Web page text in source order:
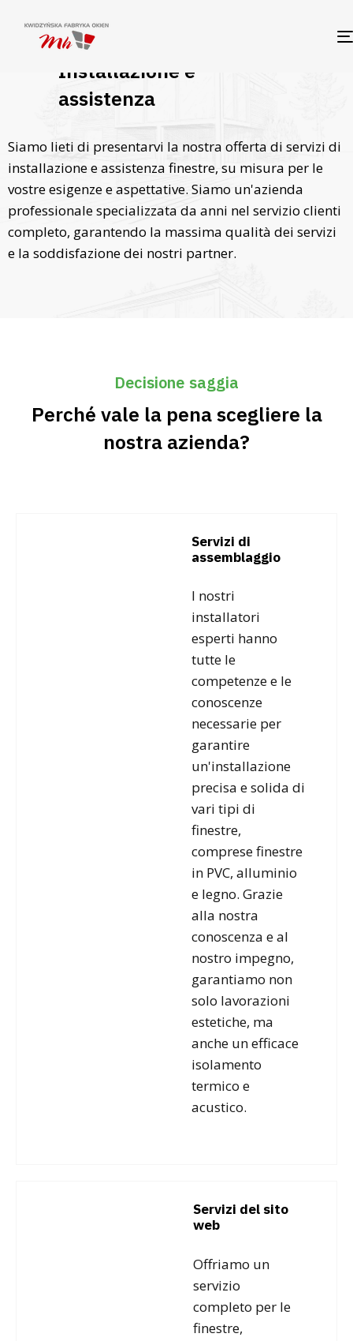
Installazione e
assistenza
Siamo lieti di presentarvi la nostra offerta di servizi di
installazione e assistenza finestre, su misura per le
vostre esigenze e aspettative. Siamo un'azienda
professionale specializzata da anni nel servizio clienti
completo, garantendo la massima qualità dei servizi
e la soddisfazione dei nostri partner.
Decisione saggia
Perché vale la pena scegliere la
nostra azienda?
Servizi di
assemblaggio
I nostri
installatori
esperti hanno
tutte le
competenze e le
conoscenze
necessarie per
garantire
un'installazione
precisa e solida di
vari tipi di
finestre,
comprese finestre
in PVC, alluminio
e legno. Grazie
alla nostra
conoscenza e al
nostro impegno,
garantiamo non
solo lavorazioni
estetiche, ma
anche un efficace
isolamento
termico e
acustico.
Servizi del sito
web
Offriamo un
servizio
completo per le
finestre,